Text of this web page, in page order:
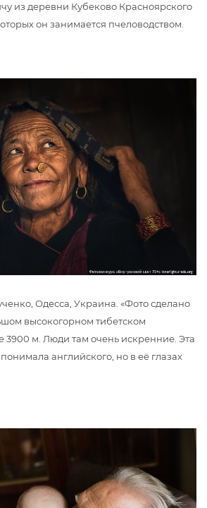
из деревни Кубеково Красноярского
он занимается пчеловодством.
Одесса, Украина. «Фото сделано
высокогорном тибетском
3900 м. Люди там очень искренние. Эта
английского, но в её глазах